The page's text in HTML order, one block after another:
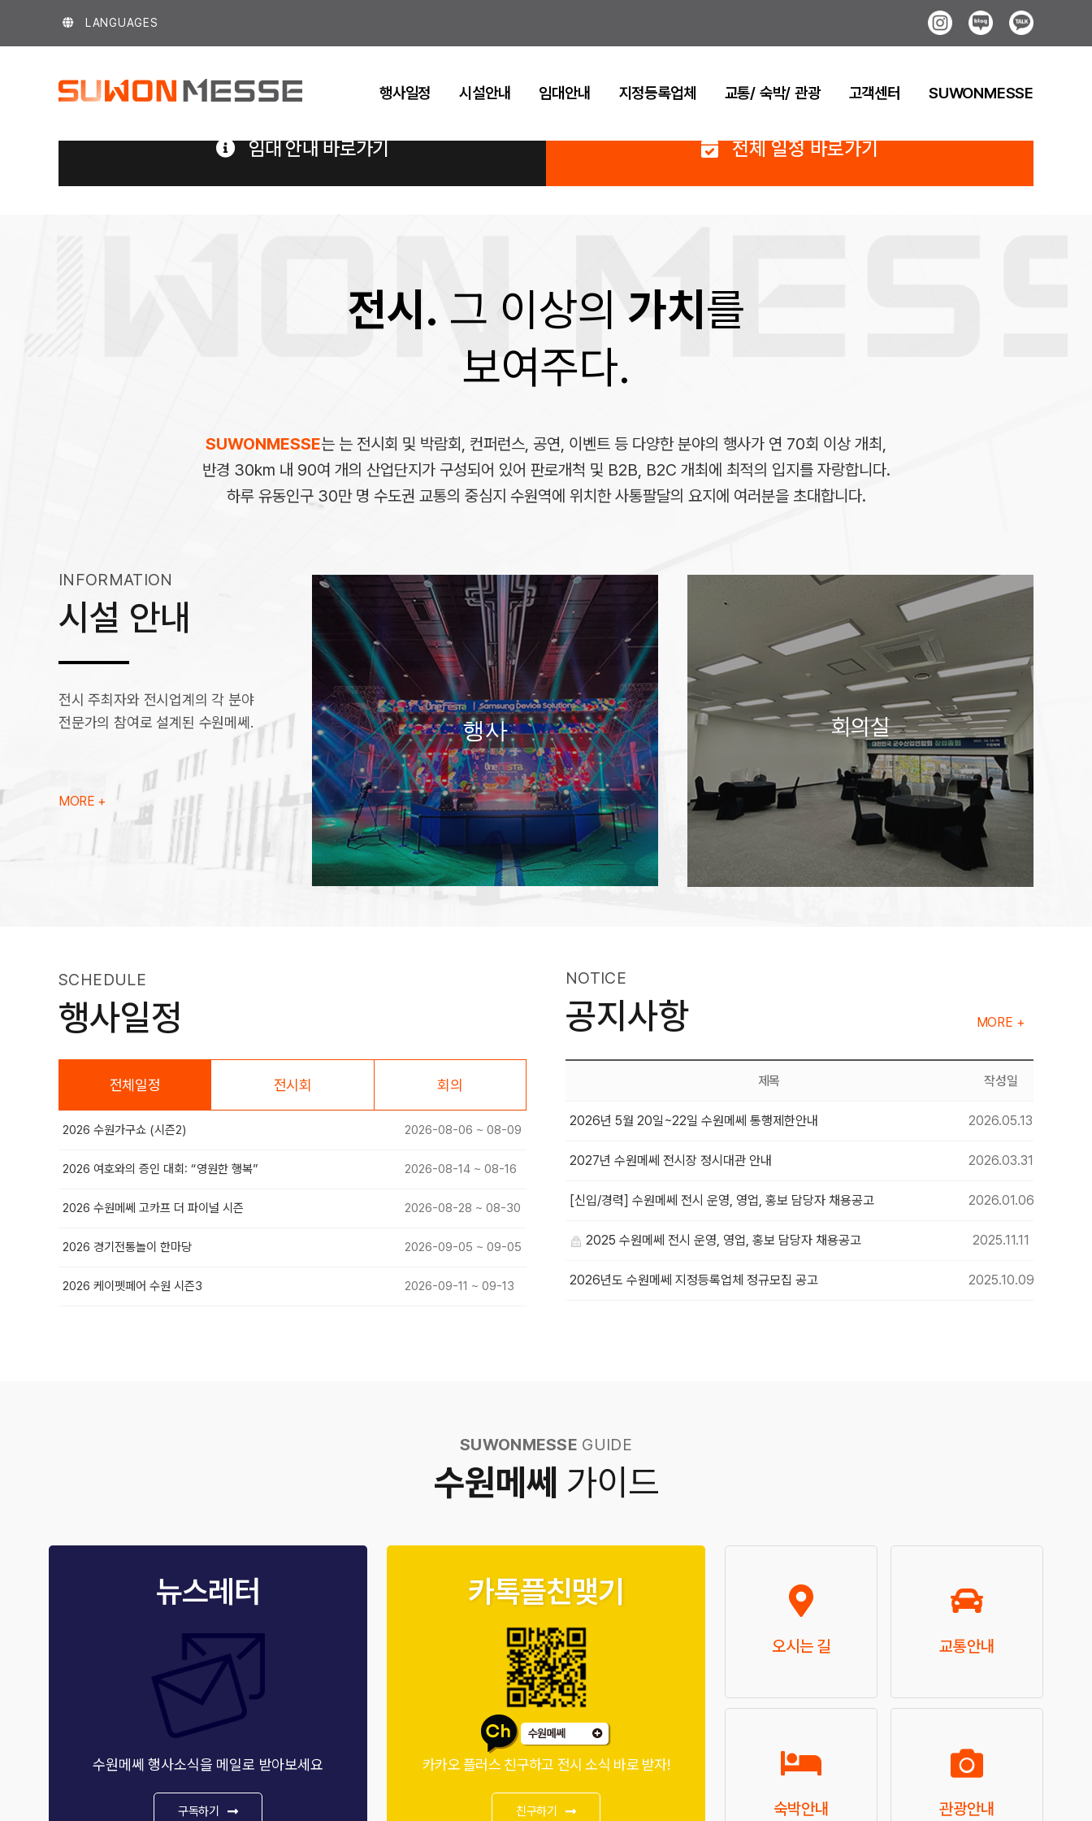
LANGUAGES Instagram
BlogKakao
행사일정 시설안내 임대안내 지정등록업체 교통/ 숙박/ 관광 고객센터 SUWONMESSE
임대 안내 바로가기 전체 일정 바로가기
전시. 그 이상의 가치 를
보여주다.
SUWONMESSE는 는 전시회 및 박람회, 컨퍼런스, 공연, 이벤트 등 다양한 분야의 행사가 연 70회 이상 개최,
반경 30km 내 90여 개의 산업단지가 구성되어 있어 판로개척 및 B2B, B2C 개최에 최적의 입지를 자랑합니다.
하루 유동인구 30만 명 수도권 교통의 중심지 수원역에 위치한 사통팔달의 요지에 여러분을 초대합니다.
INFORMATION
시설 안내
전시 주최자와 전시업계의 각 분야
전문가의 참여로 설계된 수원메쎄.
MORE +
로비 행사 행사
회의실 회의실 회의실
SCHEDULE
행사일정
전체일정 전시회 회의
2026 수원가구쇼 (시즌2) 2026-08-06 ~ 08-09
2026 여호와의 증인 대회: “영원한 행복” 2026-08-14 ~ 08-16
2026 수원메쎄 고카프 더 파이널 시즌 2026-08-28 ~ 08-30
2026 경기전통놀이 한마당 2026-09-05 ~ 09-05
2026 케이펫페어 수원 시즌3 2026-09-11 ~ 09-13
NOTICE
공지사항 MORE +
제목 작성일
2026년 5월 20일~22일 수원메쎄 통행제한안내 2026.05.13
2027년 수원메쎄 전시장 정시대관 안내 2026.03.31
[신입/경력] 수원메쎄 전시 운영, 영업, 홍보 담당자 채용공고 2026.01.06
2025 수원메쎄 전시 운영, 영업, 홍보 담당자 채용공고 2025.11.11
2026년도 수원메쎄 지정등록업체 정규모집 공고 2025.10.09
SUWONMESSE GUIDE
수원메쎄 가이드
뉴스레터
수원메쎄 행사소식을 메일로 받아보세요
구독하기
카톡플친맺기
카카오 플러스 친구하고 전시 소식 바로 받자!
친구하기
오시는 길 교통안내
숙박안내 관광안내